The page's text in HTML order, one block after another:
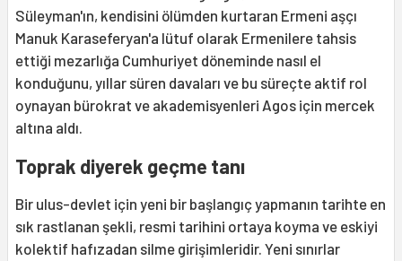
Süleyman'ın, kendisini ölümden kurtaran Ermeni aşçı
Manuk Karaseferyan'a lütuf olarak Ermenilere tahsis
ettiği mezarlığa Cumhuriyet döneminde nasıl el
konduğunu, yıllar süren davaları ve bu süreçte aktif rol
oynayan bürokrat ve akademisyenleri Agos için mercek
altına aldı.
Toprak diyerek geçme tanı
Bir ulus-devlet için yeni bir başlangıç yapmanın tarihte en
sık rastlanan şekli, resmi tarihini ortaya koyma ve eskiyi
kolektif hafızadan silme girişimleridir. Yeni sınırlar